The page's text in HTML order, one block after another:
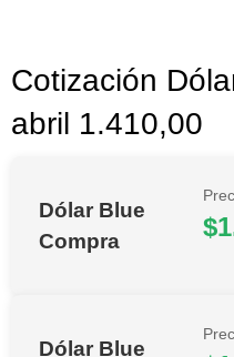
Cotización
abril 1.410,00
Dólar Blue
Compra
Dólar Blue